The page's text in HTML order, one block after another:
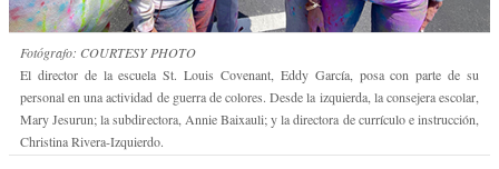
Fotógrafo: COURTESY PHOTO
El director de la escuela St. Louis Covenant, Eddy García, posa con parte de su
personal en una actividad de guerra de colores. Desde la izquierda, la consejera escolar,
Mary Jesurun; la subdirectora, Annie Baixauli; y la directora de currículo e instrucción,
Christina Rivera-Izquierdo.